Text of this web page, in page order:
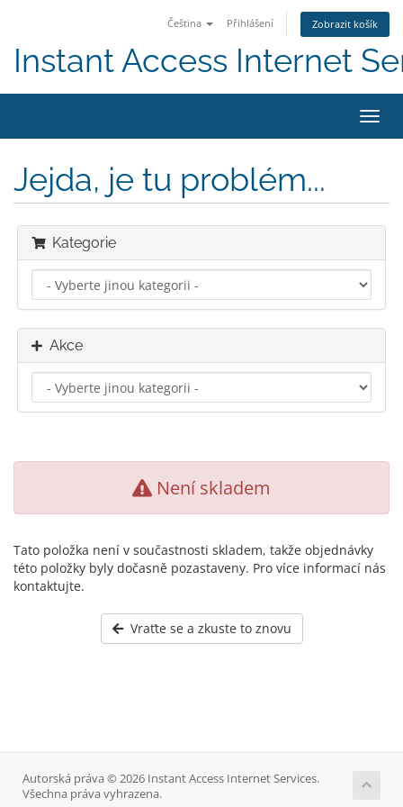
Čeština Přihlášení Zobrazit košík
Instant Access Internet
Jejda, je tu problém...
Kategorie
Akce
Není skladem
Tato položka není v součastnosti skladem, takže objednávky
této položky byly dočasně pozastaveny. Pro více informací nás
kontaktujte.
Vraťte se a zkuste to znovu
Autorská práva © 2026 Instant Access Internet Services.
Všechna práva vyhrazena.